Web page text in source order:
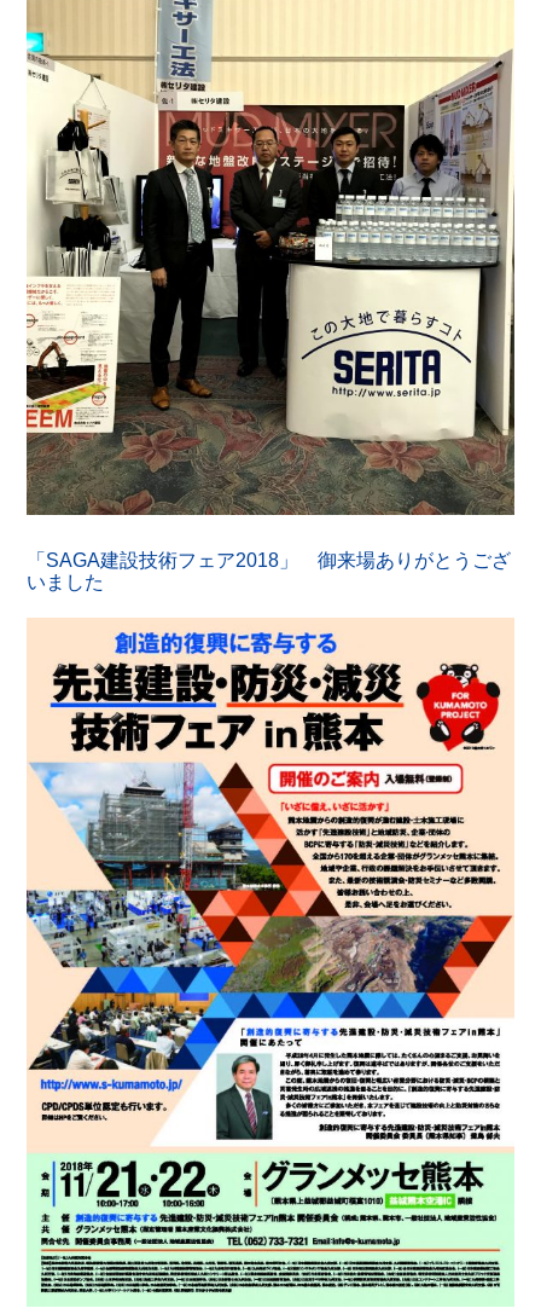
「SAGA建設技術フェア2018」 御来場ありがとうござ
いました